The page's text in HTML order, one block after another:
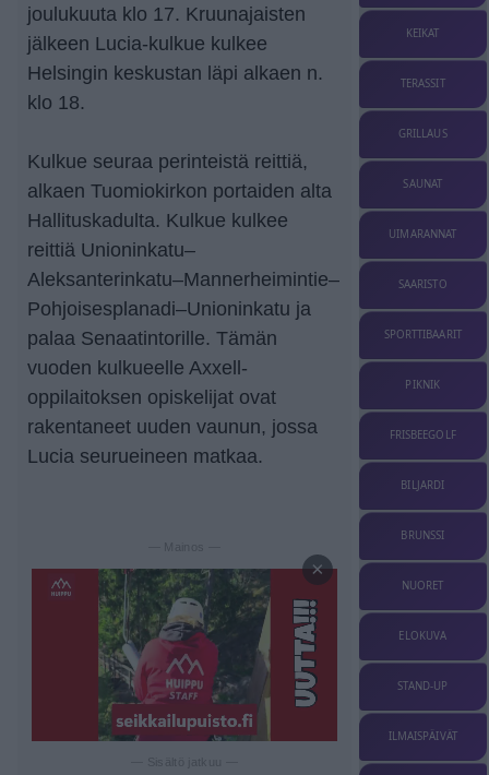
joulukuuta klo 17. Kruunajaisten
jälkeen Lucia-kulkue kulkee
Helsingin keskustan läpi alkaen n.
klo 18.
Kulkue seuraa perinteistä reittiä,
alkaen Tuomiokirkon portaiden alta
Hallituskadulta. Kulkue kulkee
reittiä Unioninkatu–
Aleksanterinkatu–Mannerheimintie–
Pohjoisesplanadi–Unioninkatu ja
palaa Senaatintorille. Tämän
vuoden kulkueelle Axxell-
oppilaitoksen opiskelijat ovat
rakentaneet uuden vaunun, jossa
Lucia seurueineen matkaa.
— Mainos —
×
KEIKAT
TERASSIT
GRILLAUS
SAUNAT
UIMARANNAT
SAARISTO
SPORTTIBAARIT
PIKNIK
FRISBEEGOLF
BILJARDI
BRUNSSI
NUORET
ELOKUVA
STAND-UP
ILMAISPÄIVÄT